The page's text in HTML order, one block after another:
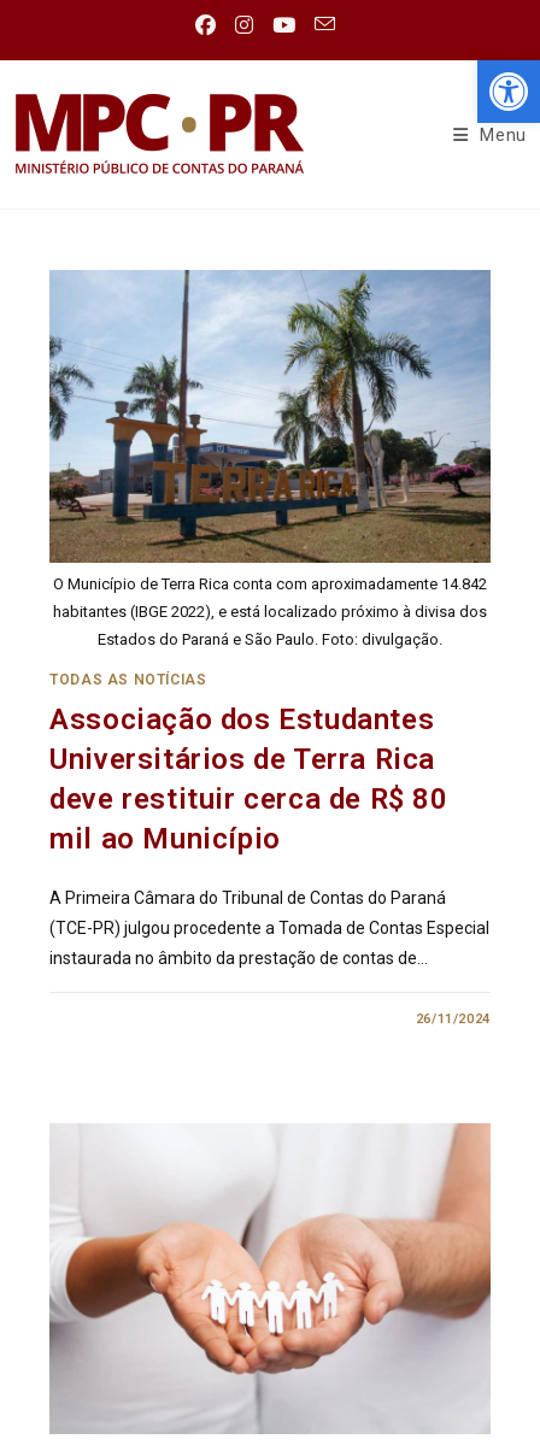
Menu
O Município de Terra Rica conta com aproximadamente 14.842
habitantes (IBGE 2022), e está localizado próximo à divisa dos
Estados do Paraná e São Paulo. Foto: divulgação.
TODAS AS NOTÍCIAS
Associação dos Estudantes
Universitários de Terra Rica
deve restituir cerca de R$ 80
mil ao Município
A Primeira Câmara do Tribunal de Contas do Paraná
(TCE-PR) julgou procedente a Tomada de Contas Especial
instaurada no âmbito da prestação de contas de…
26/11/2024